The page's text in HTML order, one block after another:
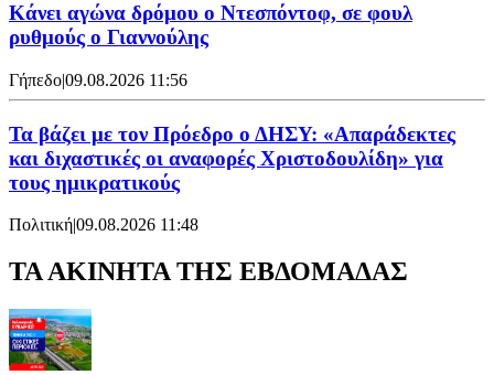
Kάνει αγώνα δρόμου ο Ντεσπόντοφ, σε φουλ
ρυθμούς ο Γιαννούλης
Γήπεδο|09.08.2026 11:56
Τα βάζει με τον Πρόεδρο ο ΔΗΣΥ: «Απαράδεκτες
και διχαστικές οι αναφορές Χριστοδουλίδη» για
τους ημικρατικούς
Πολιτική|09.08.2026 11:48
ΤΑ ΑΚΙΝΗΤΑ ΤΗΣ ΕΒΔΟΜΑΔΑΣ